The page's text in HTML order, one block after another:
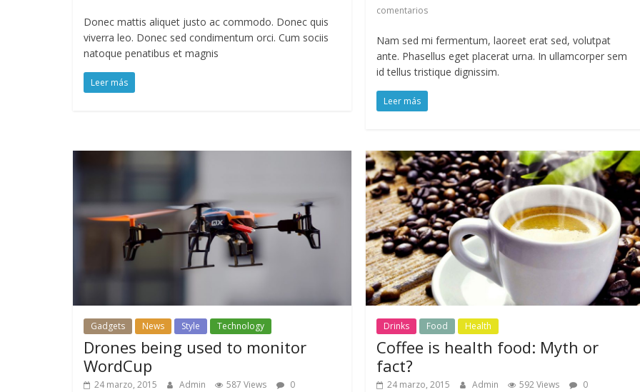
Donec mattis aliquet justo ac commodo. Donec quis
viverra leo. Donec sed condimentum orci. Cum sociis
natoque penatibus et magnis
Leer más
comentarios
Nam sed mi fermentum, laoreet erat sed, volutpat
ante. Phasellus eget placerat urna. In ullamcorper sem
id tellus tristique dignissim.
Leer más
Gadgets News Style Technology
Drones being used to monitor
WordCup
24 marzo, 2015 Admin 587 Views
0
Drinks Food Health
Coffee is health food: Myth or
fact?
24 marzo, 2015 Admin 592 Views
0